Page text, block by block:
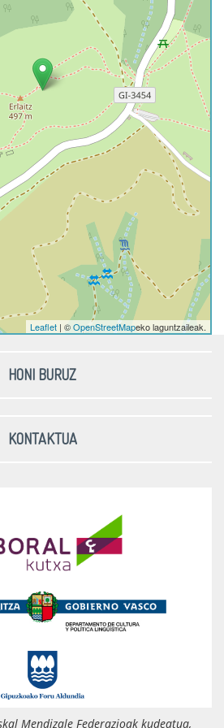
Leaflet | ©OpenStreetMapeko laguntzaileak.
HONI BURUZ
KONTAKTUA
Mendizale Federazioak kudeatua,